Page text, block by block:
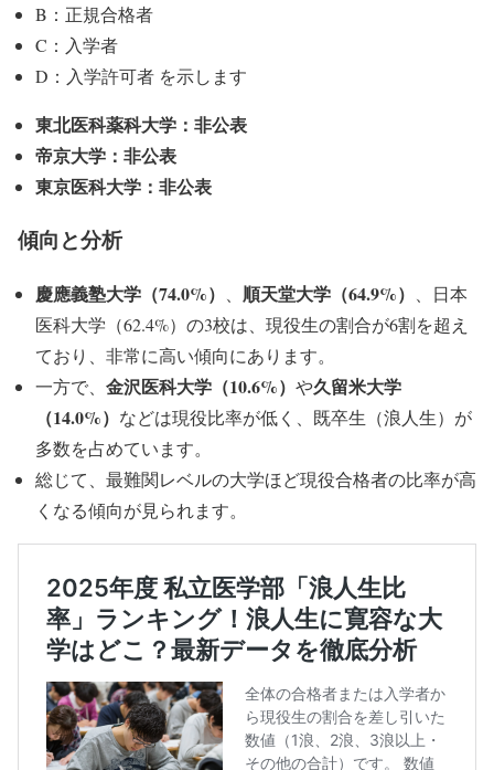
B：正規合格者
C：入学者
D：入学許可者 を示します
東北医科薬科大学：非公表
帝京大学：非公表
東京医科大学：非公表
傾向と分析
慶應義塾大学（74.0%） 順天堂大学（64.9%）
、日本
医科大学（62.4%）の3校は、現役生の割合が6割を超え
ており、非常に高い傾向にあります。
一方で、 金沢医科大学（10.6%） や久留米大学
（14.0%） などは現役比率が低く、既卒生（浪人生）が
多数を占めています。
総じて、最難関レベルの大学ほど現役合格者の比率が高
くなる傾向が見られます。